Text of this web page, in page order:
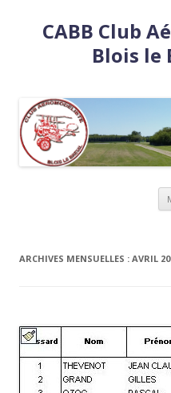
CABB Club
Blois le
ARCHIVES MENSUELLES : AVRIL